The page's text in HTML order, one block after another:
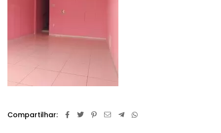
Compartilhar: